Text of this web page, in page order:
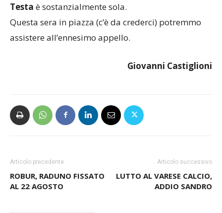
Testa è sostanzialmente sola.
Questa sera in piazza (c’è da crederci) potremmo
assistere all’ennesimo appello.
Giovanni Castiglioni
Articolo precedente
ROBUR, RADUNO FISSATO
AL 22 AGOSTO
Articolo successivo
LUTTO AL VARESE CALCIO,
ADDIO SANDRO